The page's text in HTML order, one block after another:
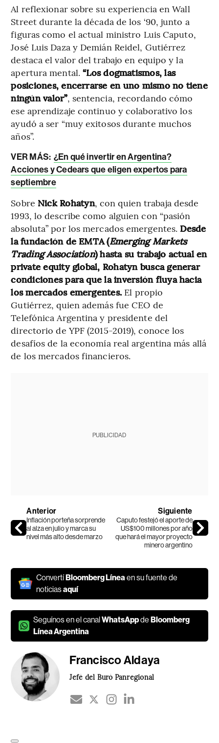
Al reflexionar sobre su experiencia en Wall
Street durante la década de los ‘90, junto a
figuras como el actual ministro Luis Caputo,
José Luis Daza y Demián Reidel, Gutiérrez
destaca el valor del trabajo en equipo y la
apertura mental.“Los dogmatismos, las
posiciones, encerrarse en uno mismo no tiene
ningún valor”, sentencia, recordando cómo
ese aprendizaje continuo y colaborativo los
ayudó a ser “muy exitosos durante muchos
años”.
VER MÁS: ¿En qué invertir en Argentina?
Acciones y Cedears que eligen expertos para
septiembre
Sobre Nick Rohatyn, con quien trabaja desde
1993, lo describe como alguien con “pasión
absoluta” por los mercados emergentes. Desde
la fundación de EMTA (Emerging Markets
Trading Association) hasta su trabajo actual en
private equity global, Rohatyn busca generar
condiciones para que la inversión fluya hacia
los mercados emergentes. El propio
Gutiérrez, quien además fue CEO de
Telefónica Argentina y presidente del
directorio de YPF (2015-2019), conoce los
desafíos de la economía real argentina más allá
de los mercados financieros.
PUBLICIDAD
Anterior
Inflación porteña sorprende
al alza en julio y marca su
nivel más alto desde marzo
Siguiente
Caputo festejó el aporte de
US$100 millones por año
que hará el mayor proyecto
minero argentino
ConvertíBloomberg Líneaen su fuente de
noticiasaquí
Seguínos en el canalWhatsAppdeBloomberg
Línea Argentina
Francisco Aldaya
Jefé del Buró Panregional